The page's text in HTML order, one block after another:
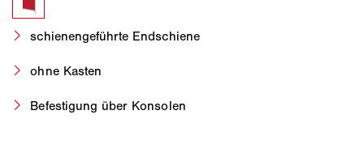
schienengeführte Endschiene
ohne Kasten
Befestigung über Konsolen